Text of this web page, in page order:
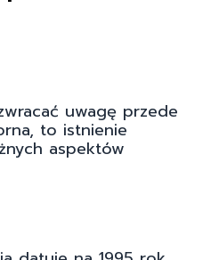
uwagę przede
to istnienie
aspektów